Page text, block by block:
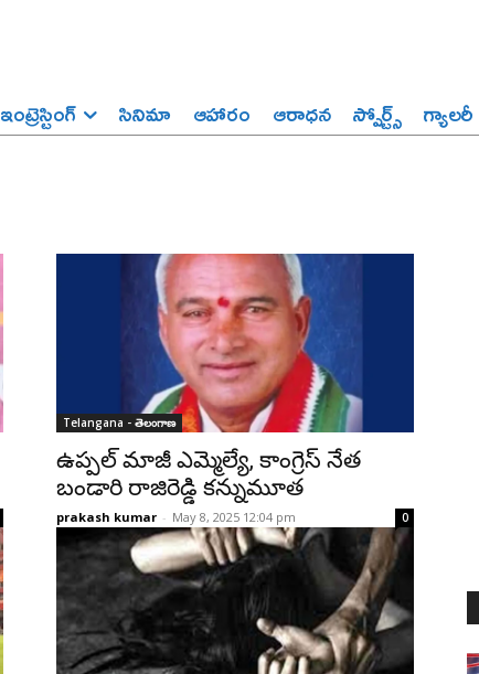
ఇంట్రెస్టింగ్‌ సినిమా ఆహారం ఆరాధన స్పోర్ట్స్‌ గ్యాలరీ
Telangana - తెలంగాణ
ఉప్పల్ మాజీ ఎమ్మెల్యే, కాంగ్రెస్ నేత
బండారి రాజిరెడ్డి కన్నుమూత
prakash kumar - May 8, 2025 12:04 pm 0